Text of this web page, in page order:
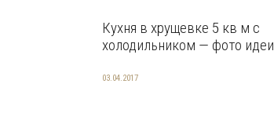
Кухня в хрущевке 5 кв м с
холодильником — фото идеи
03.04.2017